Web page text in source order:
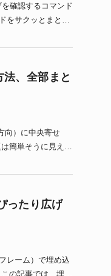
確認するコマンド
をサクッとまとめ
、全部まと
向）に中央寄せ
簡単そうに見え
ったり広げ
レーム）で埋め込
の記事では、埋め